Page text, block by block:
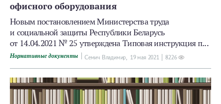
офисного оборудования
Новым постановлением Министерства труда
и социальной защиты Республики Беларусь
от 14.04.2021 № 25 утверждена Типовая инструкция п...
Нормативные документы Семич Владимир, 19 мая 2021 8226